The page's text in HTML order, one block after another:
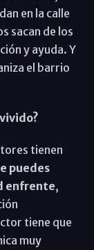
en la calle
sacan de los
y ayuda. Y
el barrio
tienen
puedes
enfrente,
tiene que
muy